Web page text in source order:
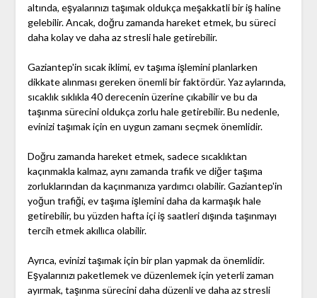
altında, eşyalarınızı taşımak oldukça meşakkatli bir iş haline
gelebilir. Ancak, doğru zamanda hareket etmek, bu süreci
daha kolay ve daha az stresli hale getirebilir.
Gaziantep'in sıcak iklimi, ev taşıma işlemini planlarken
dikkate alınması gereken önemli bir faktördür. Yaz aylarında,
sıcaklık sıklıkla 40 derecenin üzerine çıkabilir ve bu da
taşınma sürecini oldukça zorlu hale getirebilir. Bu nedenle,
evinizi taşımak için en uygun zamanı seçmek önemlidir.
Doğru zamanda hareket etmek, sadece sıcaklıktan
kaçınmakla kalmaz, aynı zamanda trafik ve diğer taşıma
zorluklarından da kaçınmanıza yardımcı olabilir. Gaziantep'in
yoğun trafiği, ev taşıma işlemini daha da karmaşık hale
getirebilir, bu yüzden hafta içi iş saatleri dışında taşınmayı
tercih etmek akıllıca olabilir.
Ayrıca, evinizi taşımak için bir plan yapmak da önemlidir.
Eşyalarınızı paketlemek ve düzenlemek için yeterli zaman
ayırmak, taşınma sürecini daha düzenli ve daha az stresli